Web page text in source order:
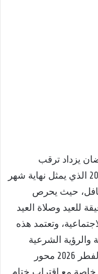
يزداد ترقب
المسلمين لموعد عيد الفطر 2026 الذي يمثل نهاية شهر
حيث يحرص
للعيد وصلاة العيد
وتعتمد هذه
والرؤية الشرعية
الرسمية، مما يجعل موعد عيد الفطر 2026 محور